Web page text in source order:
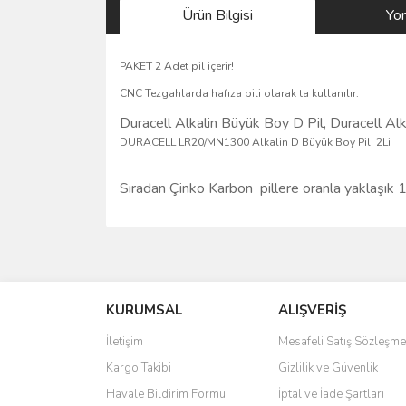
Ürün Bilgisi
PAKET 2 Adet pil içerir!
CNC Tezgahlarda hafıza pili olarak ta kullanılır.
Duracell Alkalin Büyük Boy D Pil, Duracell
DURACELL LR20/MN1300 Alkalin D Büyük Boy Pil 2Li
Sıradan Çinko Karbon pillere oranla yaklaşık
Ürün resmi kalitesiz, bozuk veya görüntülenemiyor.
Ürün açıklamasında eksik bilgiler bulunuyor.
Ürün bilgilerinde hatalar bulunuyor.
Ürün fiyatı diğer sitelerden daha pahalı.
KURUMSAL
İletişim
Kargo Takibi
Havale Bildirim Formu
ALIŞVERİŞ
Mesafeli Satış
Gizlilik ve Güvenlik
İptal ve İade Şartları